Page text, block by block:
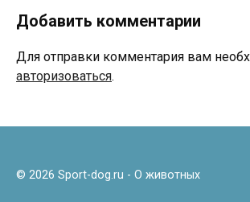
Добавить комментарии
Для отправки комментария вам
авторизоваться.
© 2026 Sport-dog.ru - О животных